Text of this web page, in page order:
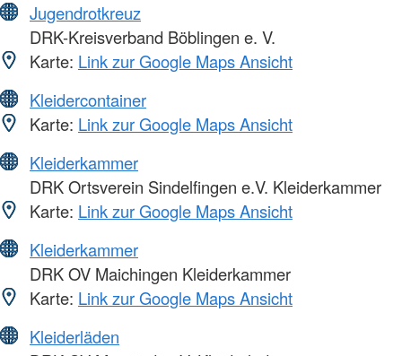
Jugendrotkreuz
DRK-Kreisverband Böblingen e. V.
Karte: Link zur Google Maps Ansicht
Kleidercontainer
Karte: Link zur Google Maps Ansicht
Kleiderkammer
DRK Ortsverein Sindelfingen e.V. Kleiderkammer
Karte: Link zur Google Maps Ansicht
Kleiderkammer
DRK OV Maichingen Kleiderkammer
Karte: Link zur Google Maps Ansicht
Kleiderläden